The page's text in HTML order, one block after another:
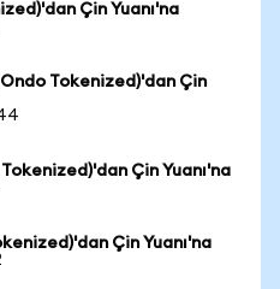
Çin Yuanı'na
Tokenized)'dan Çin
Çin Yuanı'na
Çin Yuanı'na